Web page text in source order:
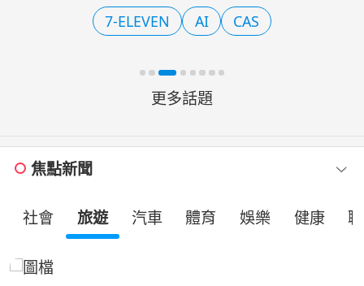
APP即可完成多元支付。父親節優惠方
面，8月8日前輸入「生日快樂」可
7-ELEVEN AI CAS
更多話題
焦點新聞
社會 旅遊 汽車 體育 娛樂 健康